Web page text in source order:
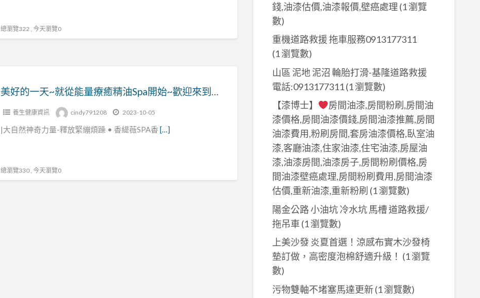
總瀏覽322 , 今天瀏覽0
養生健康資訊 cindy791208 2023-10-05
|大自然神奇力量-釋放緊繃煩躁 • 香緹薇SPA香 […]
總瀏覽330 , 今天瀏覽0
錢,油漆估價,油漆報價,壁癌處理 (1 瀏覽
數)
重機道路救援 拖車服務0913177311
(1 瀏覽數)
山區 泥地 泥沼 輪胎打滑-基隆道路救援
電話:0913177311(1 瀏覽數)
【漆博士】
房間油漆,房間粉刷,房間油
漆價格,房間油漆價錢,房間油漆推薦,房間
油漆費用,粉刷房間,套房油漆價格,臥室油
漆,客廳油漆,住家油漆,住宅油漆,房屋油
漆,油漆房間,油漆房子,房間粉刷價格,房
間油漆壁癌處理,房間粉刷費用,房間油漆
估價,重新油漆,重新粉刷 (1 瀏覽數)
陽金公路 小油坑 冷水坑 馬槽 道路救援/
拖吊車(1 瀏覽數)
上美沙發 炎夏首選！涼感布實木沙發椅
墊訂做，高密度泡棉舒適升級！ (1 瀏覽
數)
污物雙軸不堵塞馬達更新(1 瀏覽數)